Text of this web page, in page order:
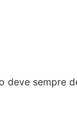
deve sempre